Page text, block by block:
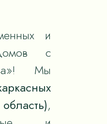
и
с
Мы
,